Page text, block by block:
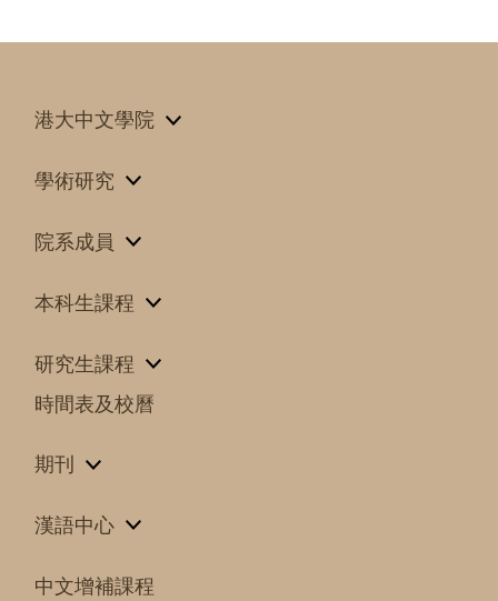
港大中文學院
學術研究
院系成員
本科生課程
研究生課程
時間表及校曆
期刊
漢語中心
中文增補課程